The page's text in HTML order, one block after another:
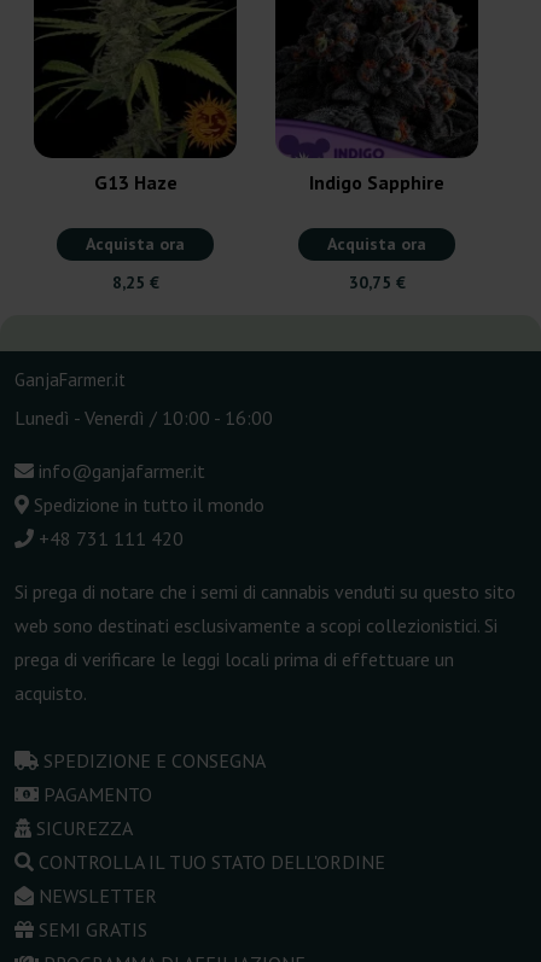
G13 Haze
Acquista ora
8,25 €
Indigo Sapphire
Acquista ora
30,75 €
GanjaFarmer.it
Lunedì - Venerdì / 10:00 - 16:00
info@ganjafarmer.it
Spedizione in tutto il mondo
+48 731 111 420
Si prega di notare che i semi di cannabis venduti su questo sito
web sono destinati esclusivamente a scopi collezionistici. Si
prega di verificare le leggi locali prima di effettuare un
acquisto.
SPEDIZIONE E CONSEGNA
PAGAMENTO
SICUREZZA
CONTROLLA IL TUO STATO DELL'ORDINE
NEWSLETTER
SEMI GRATIS